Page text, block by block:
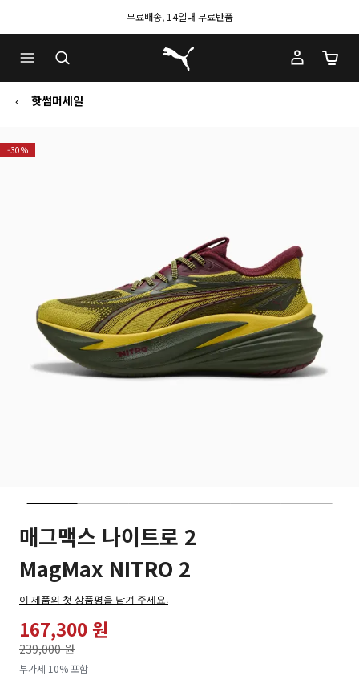
무료배송, 14일내 무료반품
푸마 홈
장바
핫썸머세일
-30%
매그맥스 나이트로 2
MagMax NITRO 2
이 제품의 첫 상품평을 남겨 주세요.
167,300 원
239,000 원
로
부가세 10% 포함